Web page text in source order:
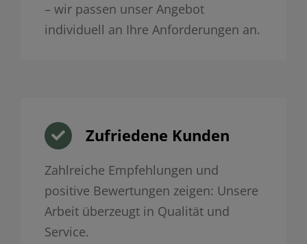
– wir passen unser Angebot
individuell an Ihre Anforderungen an.
Zufriedene Kunden
Zahlreiche Empfehlungen und
positive Bewertungen zeigen: Unsere
Arbeit überzeugt in Qualität und
Service.